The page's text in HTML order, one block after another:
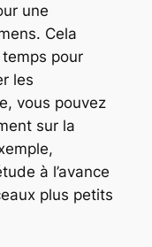
une
Cela
pour
les
vous pouvez
sur la
à l’avance
plus petits